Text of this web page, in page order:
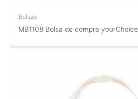
Bolsas
MB1108 Bolsa de compra yourChoice